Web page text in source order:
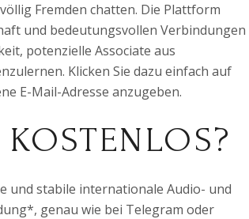
Fremden chatten. Die Plattform
und bedeutungsvollen Verbindungen
potenzielle Associate aus
Klicken Sie dazu einfach auf
E-Mail-Adresse anzugeben.
und stabile internationale Audio- und
genau wie bei Telegram oder